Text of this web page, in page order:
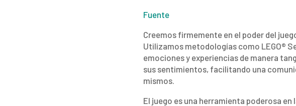
Fuente
Creemos firmemente en el poder del
Utilizamos metodologías como LEGO®
emociones y experiencias de manera
sus sentimientos, facilitando una
mismos.
El juego es una herramienta poderosa